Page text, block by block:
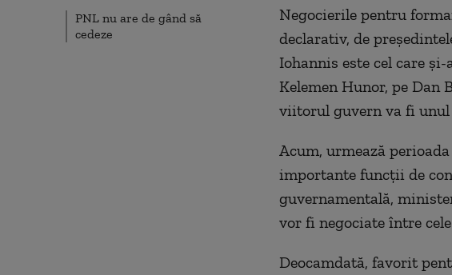
PNL nu are de gând să
cedeze
Negocierile pentru
declarativ, de
Iohannis este cel care
Kelemen Hunor, pe Dan
viitorul guvern va fi unul
Acum, urmează
importante funcții de
guvernamentală,
vor fi negociate între
Deocamdată, favorit